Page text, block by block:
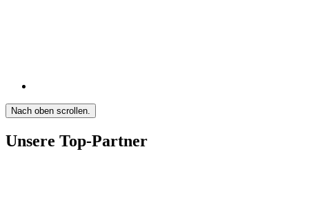
Nach oben scrollen.
Unsere Top-Partner